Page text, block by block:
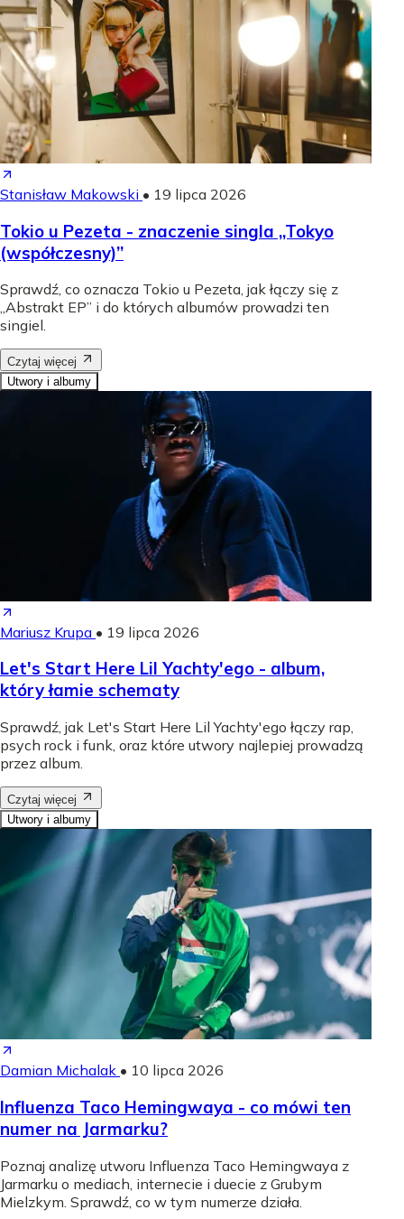
Stanisław Makowski • 19 lipca 2026
Tokio u Pezeta - znaczenie singla „Tokyo
(współczesny)”
Sprawdź, co oznacza Tokio u Pezeta, jak łączy się z
„Abstrakt EP” i do których albumów prowadzi ten
singiel.
Czytaj więcej
Utwory i albumy
Mariusz Krupa • 19 lipca 2026
Let's Start Here Lil Yachty'ego - album,
który łamie schematy
Sprawdź, jak Let's Start Here Lil Yachty'ego łączy rap,
psych rock i funk, oraz które utwory najlepiej prowadzą
przez album.
Czytaj więcej
Utwory i albumy
Damian Michalak • 10 lipca 2026
Influenza Taco Hemingwaya - co mówi ten
numer na Jarmarku?
Poznaj analizę utworu Influenza Taco Hemingwaya z
Jarmarku o mediach, internecie i duecie z Grubym
Mielzkym. Sprawdź, co w tym numerze działa.